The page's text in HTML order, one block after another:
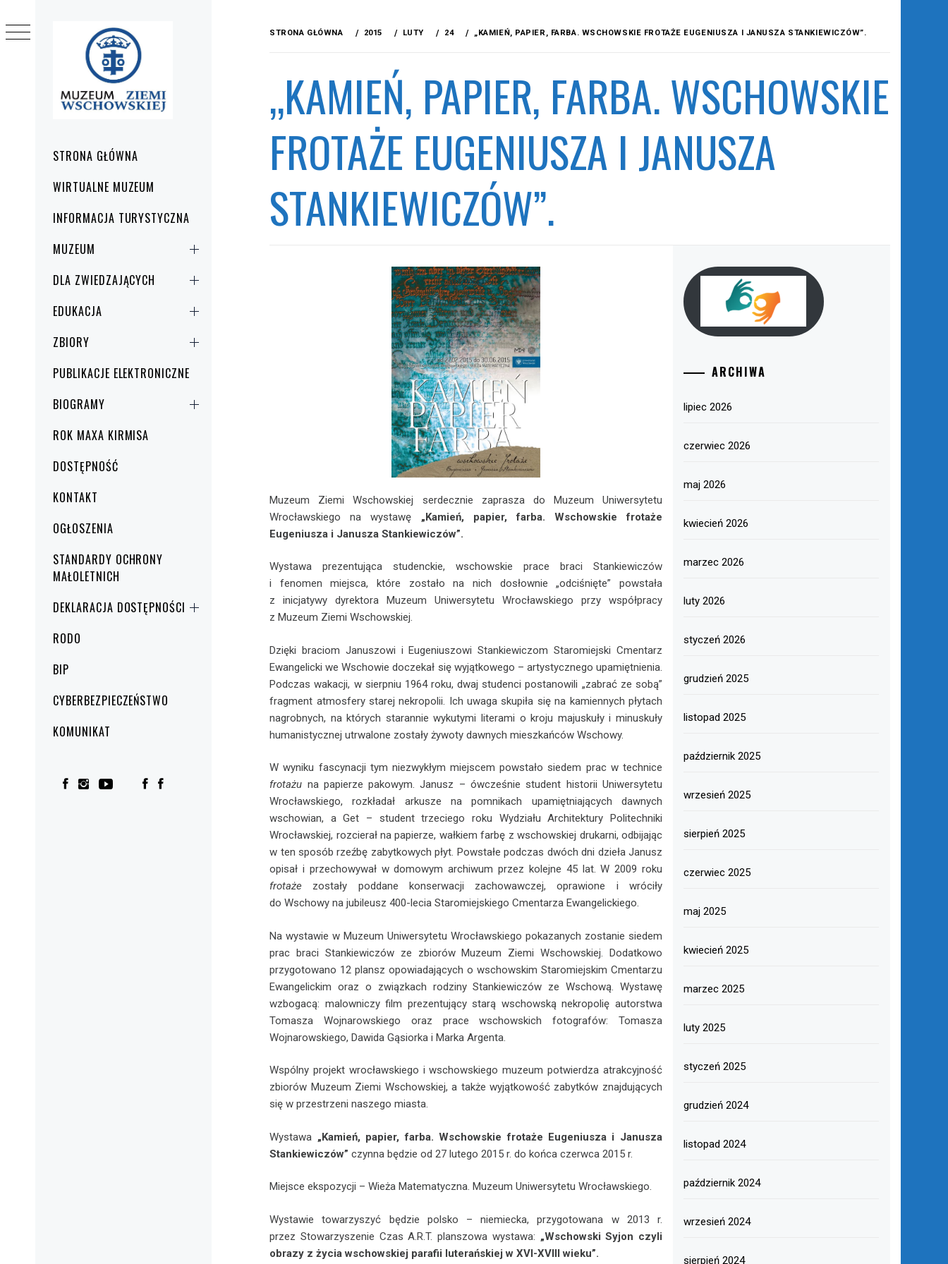
główneSTRONA GŁÓWNA
WIRTUALNE MUZEUM
INFORMACJA TURYSTYCZNA
MUZEUM
DLA ZWIEDZAJĄCYCH
EDUKACJA
ZBIORY
PUBLIKACJE ELEKTRONICZNE
BIOGRAMY
ROK MAXA KIRMISA
DOSTĘPNOŚĆ
KONTAKT
OGŁOSZENIA
STANDARDY OCHRONY
MAŁOLETNICH
DEKLARACJA DOSTĘPNOŚCI
RODO
BIP
CYBERBEZPIECZEŃSTWO
KOMUNIKAT
STRONA GŁÓWNA 2015 LUTY 24 „KAMIEŃ, PAPIER, FARBA. WSCHOWSKIE FROTAŻE EUGENIUSZA I JANUSZA STANKIEWICZÓW”.
„KAMIEŃ, PAPIER, FARBA. WSCHOWSKIE
FROTAŻE EUGENIUSZA I JANUSZA
STANKIEWICZÓW”.
Muzeum Ziemi Wschowskiej serdecznie zaprasza do Muzeum Uniwersytetu
Wrocławskiego na wystawę „Kamień, papier, farba. Wschowskie frotaże
Eugeniusza i Janusza Stankiewiczów”.
Wystawa prezentująca studenckie, wschowskie prace braci Stankiewiczów
i fenomen miejsca, które zostało na nich dosłownie „odciśnięte” powstała
z inicjatywy dyrektora Muzeum Uniwersytetu Wrocławskiego przy współpracy
z Muzeum Ziemi Wschowskiej.
Dzięki braciom Januszowi i Eugeniuszowi Stankiewiczom Staromiejski Cmentarz
Ewangelicki we Wschowie doczekał się wyjątkowego – artystycznego upamiętnienia.
Podczas wakacji, w sierpniu 1964 roku, dwaj studenci postanowili „zabrać ze sobą”
fragment atmosfery starej nekropolii. Ich uwaga skupiła się na kamiennych płytach
nagrobnych, na których starannie wykutymi literami o kroju majuskuły i minuskuły
humanistycznej utrwalone zostały żywoty dawnych mieszkańców Wschowy.
W wyniku fascynacji tym niezwykłym miejscem powstało siedem prac w technice
frotażu na papierze pakowym. Janusz – ówcześnie student historii Uniwersytetu
Wrocławskiego, rozkładał arkusze na pomnikach upamiętniających dawnych
wschowian, a Get – student trzeciego roku Wydziału Architektury Politechniki
Wrocławskiej, rozcierał na papierze, wałkiem farbę z wschowskiej drukarni, odbijając
w ten sposób rzeźbę zabytkowych płyt. Powstałe podczas dwóch dni dzieła Janusz
opisał i przechowywał w domowym archiwum przez kolejne 45 lat. W 2009 roku
frotaże zostały poddane konserwacji zachowawczej, oprawione i wróciły
do Wschowy na jubileusz 400-lecia Staromiejskiego Cmentarza Ewangelickiego.
Na wystawie w Muzeum Uniwersytetu Wrocławskiego pokazanych zostanie siedem
prac braci Stankiewiczów ze zbiorów Muzeum Ziemi Wschowskiej. Dodatkowo
przygotowano 12 plansz opowiadających o wschowskim Staromiejskim Cmentarzu
Ewangelickim oraz o związkach rodziny Stankiewiczów ze Wschową. Wystawę
wzbogacą: malowniczy film prezentujący starą wschowską nekropolię autorstwa
Tomasza Wojnarowskiego oraz prace wschowskich fotografów: Tomasza
Wojnarowskiego, Dawida Gąsiorka i Marka Argenta.
Wspólny projekt wrocławskiego i wschowskiego muzeum potwierdza atrakcyjność
zbiorów Muzeum Ziemi Wschowskiej, a także wyjątkowość zabytków znajdujących
się w przestrzeni naszego miasta.
Wystawa „Kamień, papier, farba. Wschowskie frotaże Eugeniusza i Janusza
Stankiewiczów” czynna będzie od 27 lutego 2015 r. do końca czerwca 2015 r.
Miejsce ekspozycji – Wieża Matematyczna. Muzeum Uniwersytetu Wrocławskiego.
Wystawie towarzyszyć będzie polsko – niemiecka, przygotowana w 2013 r.
przez Stowarzyszenie Czas A.R.T. planszowa wystawa: „Wschowski Syjon czyli
obrazy z życia wschowskiej parafii luterańskiej w XVI-XVIII wieku”.
ARCHIWA
lipiec 2026
czerwiec 2026
maj 2026
kwiecień 2026
marzec 2026
luty 2026
styczeń 2026
grudzień 2025
listopad 2025
październik 2025
wrzesień 2025
sierpień 2025
czerwiec 2025
maj 2025
kwiecień 2025
marzec 2025
luty 2025
styczeń 2025
grudzień 2024
listopad 2024
październik 2024
wrzesień 2024
sierpień 2024